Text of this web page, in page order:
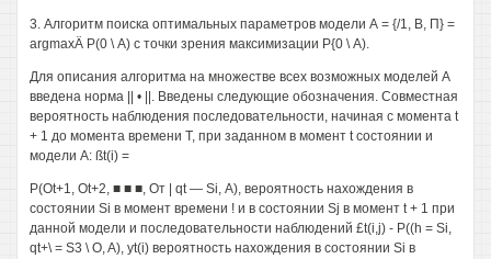
3. Алгоритм поиска оптимальных параметров модели А = {/1, В, П} =
argmaxÄ Р(0 \ А) с точки зрения максимизации Р{0 \ А).
Для описания алгоритма на множестве всех возможных моделей А
введена норма || • ||. Введены следующие обозначения. Совместная
вероятность наблюдения последовательности, начиная с момента t
+ 1 до момента времени Т, при заданном в момент t состоянии и
модели А: ßt(i) =
P(Ot+1, Ot+2, ■ ■ ■, От | qt — Si, А), вероятность нахождения в
состоянии Si в момент времени ! и в состоянии Sj в момент t + 1 при
данной модели и последовательности наблюдений £t(i,j) - P((h = Si,
qt+\ = S3 \ O, A), yt(i) вероятность нахождения в состоянии Si в